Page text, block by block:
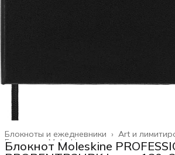
Art и
Блокноты и ежедневники ›
Moleskine ›
Главная ›
Блокнот Moleskine